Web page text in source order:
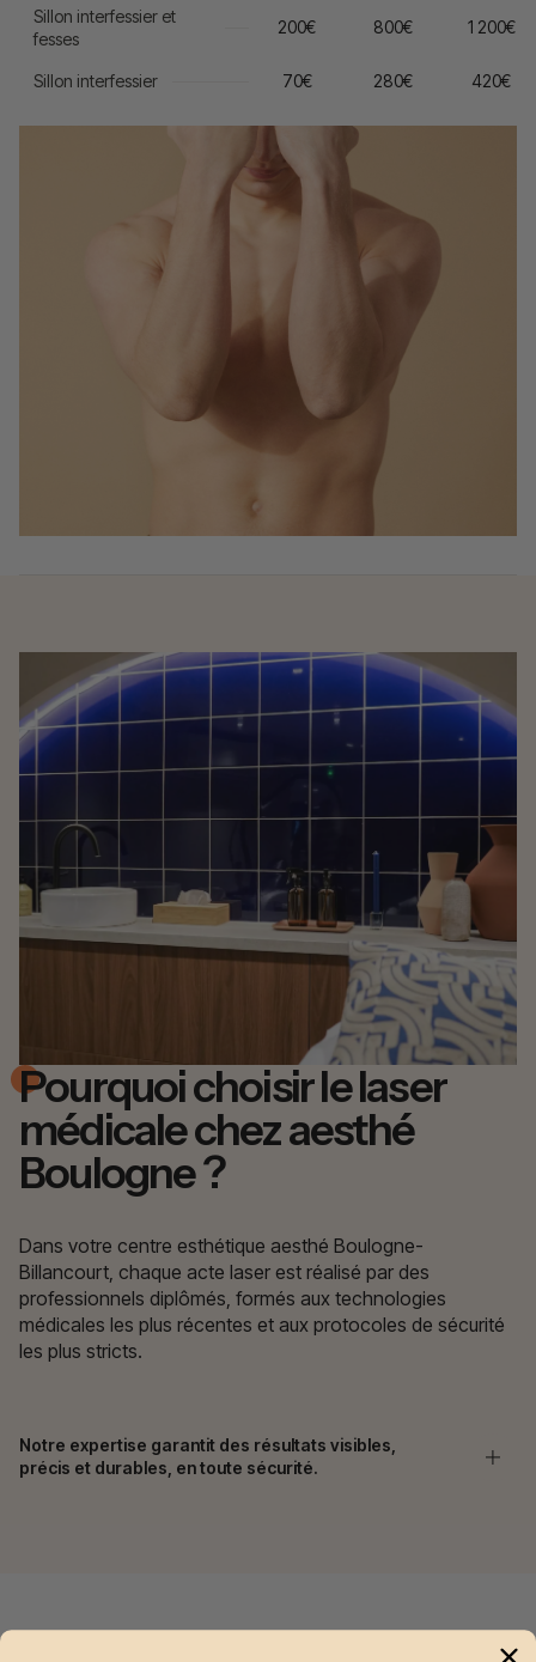
Sillon interfessier et
fesses
200€ 800€ 1 200€
Sillon interfessier 70€ 280€ 420€
Pourquoi choisir le laser
médicale chez aesthé
Boulogne ?
Dans votre centre esthétique aesthé Boulogne-
Billancourt, chaque acte laser est réalisé par des
professionnels diplômés, formés aux technologies
médicales les plus récentes et aux protocoles de sécurité
les plus stricts.
Notre expertise garantit des résultats visibles,
précis et durables, en toute sécurité.